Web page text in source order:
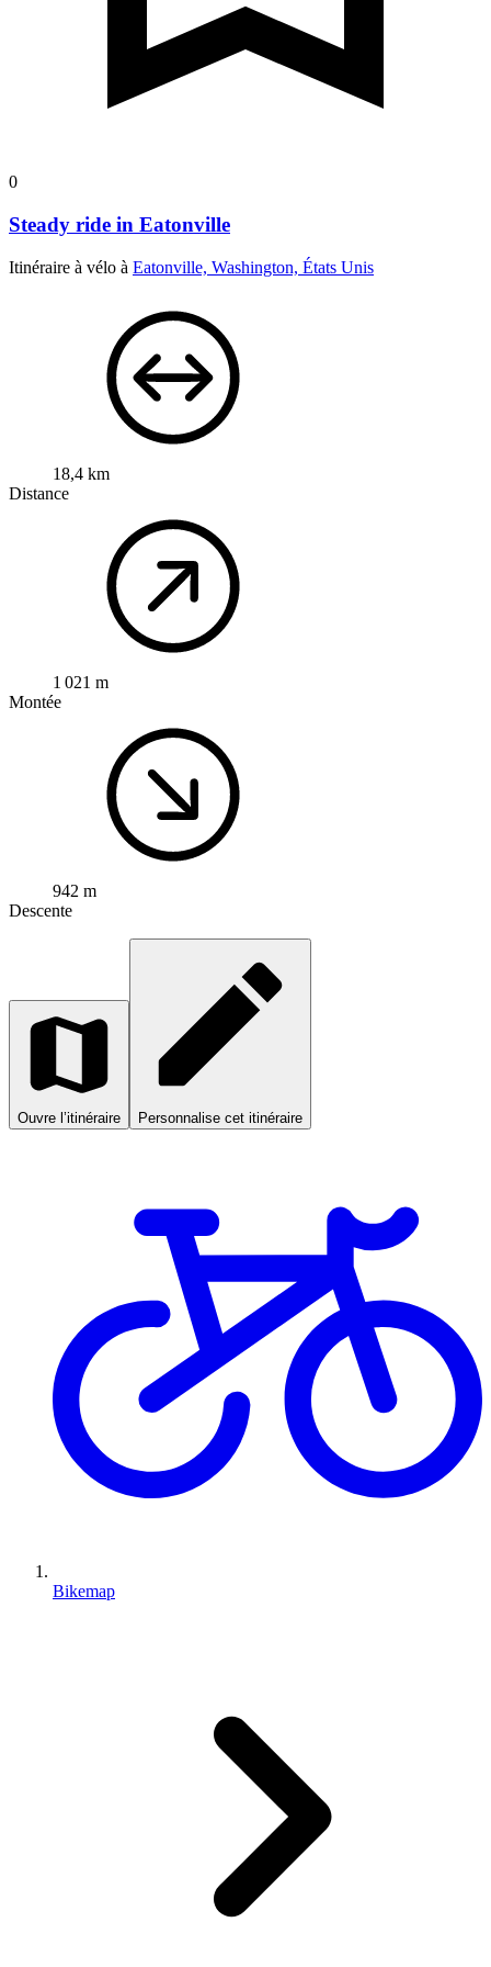
0
Steady ride in Eatonville
Itinéraire à vélo à Eatonville, Washington, États Unis
18,4 km
Distance
1 021 m
Montée
942 m
Descente
Ouvre l’itinéraire Personnalise cet itinéraire
Bikemap